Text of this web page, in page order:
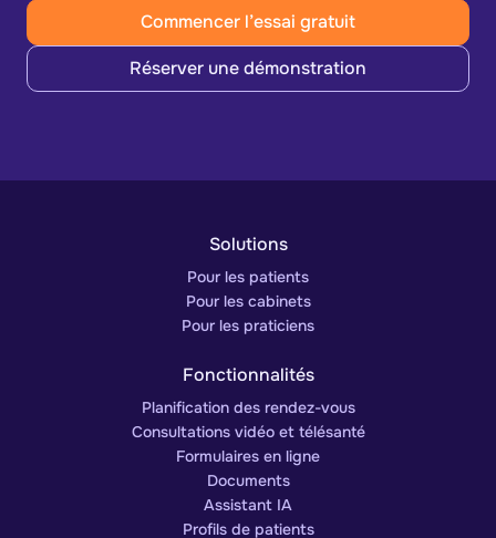
Commencer l’essai gratuit
Réserver une démonstration
Solutions
Pour les patients
Pour les cabinets
Pour les praticiens
Fonctionnalités
Planification des rendez-vous
Consultations vidéo et télésanté
Formulaires en ligne
Documents
Assistant IA
Profils de patients